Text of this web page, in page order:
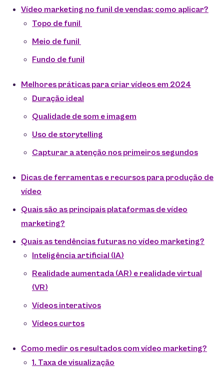
Vídeo marketing no funil de vendas: como aplicar?
Topo de funil
Meio de funil
Fundo de funil
Melhores práticas para criar vídeos em 2024
Duração ideal
Qualidade de som e imagem
Uso de storytelling
Capturar a atenção nos primeiros segundos
Dicas de ferramentas e recursos para produção de
vídeo
Quais são as principais plataformas de vídeo
marketing?
Quais as tendências futuras no vídeo marketing?
Inteligência artificial (IA)
Realidade aumentada (AR) e realidade virtual
(VR)
Vídeos interativos
Vídeos curtos
Como medir os resultados com vídeo marketing?
1. Taxa de visualização